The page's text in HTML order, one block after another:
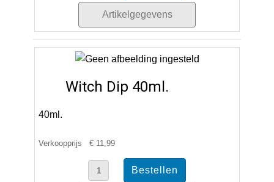
Artikelgegevens
Witch Dip 40ml.
40ml.
Verkoopprijs € 11,99